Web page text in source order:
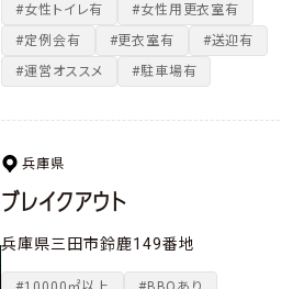
#女性トイレ有
#女性用更衣室有
#定例会有
#更衣室有
#送迎有
#運営オススメ
#駐車場有
兵庫県
ブレイクアウト
兵庫県三田市鈴鹿149番地